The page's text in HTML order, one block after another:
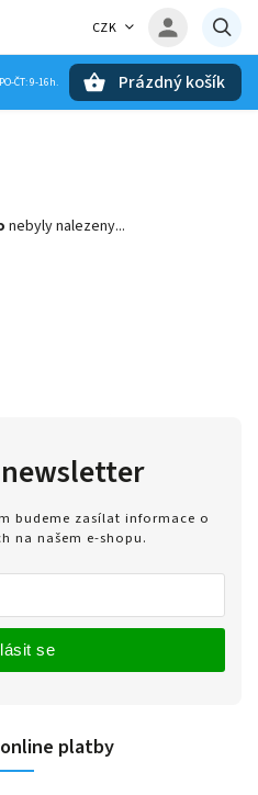
CZK
Prázdný košík
nebyly nalezeny...
budeme zasílat informace o
na našem e-shopu.
se
platby